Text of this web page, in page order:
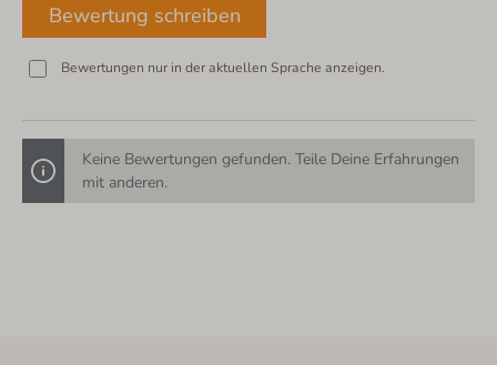
Bewertung schreiben
Bewertungen nur in der aktuellen Sprache anzeigen.
Keine Bewertungen gefunden. Teile Deine Erfahrungen
mit anderen.